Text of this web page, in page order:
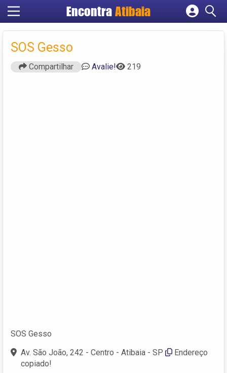
Encontra Atibaia
Cadastrar empresa
SOS Gesso
Compartilhar Avalie! 219
SOS Gesso
Av. São João, 242 - Centro - Atibaia - SP
Endereço
copiado!